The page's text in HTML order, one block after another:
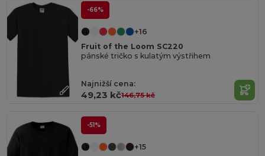
-66%
+16
Fruit of the Loom SC220
pánské tričko s kulatým výstřihem
Najnižší cena:
49,23 kč146,75 kč
-51%
+15